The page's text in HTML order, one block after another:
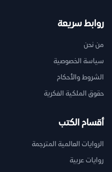
روابط سريعة
من نحن
سياسة الخصوصية
الشروط والأحكام
حقوق الملكية الفكرية
أقسام الكتب
الروايات العالمية المترجمة
روايات عربية